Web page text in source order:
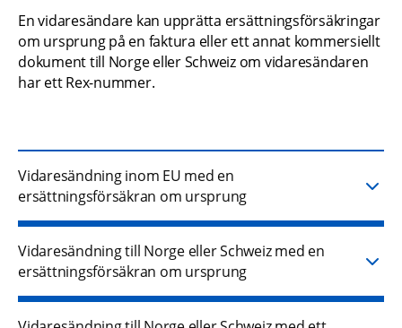
En vidaresändare kan upprätta ersättningsförsäkringar
om ursprung på en faktura eller ett annat kommersiellt
dokument till Norge eller Schweiz om vidaresändaren
har ett Rex-nummer.
Vidaresändning inom EU med en
ersättningsförsäkran om ursprung
Vidaresändning till Norge eller Schweiz med en
ersättningsförsäkran om ursprung